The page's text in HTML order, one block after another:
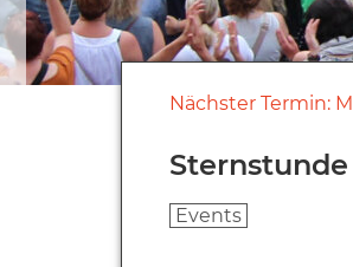
Nächster Termin:
Events